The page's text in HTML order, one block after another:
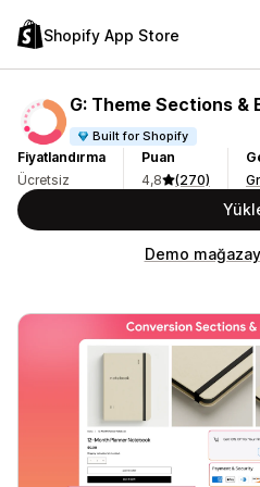
Shopify App Store
G: Theme Sections &
Built for Shopify
Fiyatlandırma
Ücretsiz
Puan
4,8
(270)
Demo